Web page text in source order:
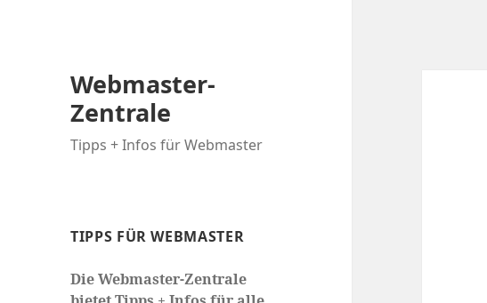
Webmaster-
Zentrale
Tipps + Infos für Webmaster
TIPPS FÜR WEBMASTER
Die Webmaster-Zentrale